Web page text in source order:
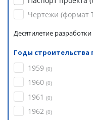
Чертежи (формат
Десятилетие
Годы строительства
1959 (0)
1960 (0)
1961 (0)
1962 (0)